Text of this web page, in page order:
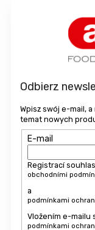
Odbierz
Wpisz swój e-mail,
temat nowych
E-mail
Registrací
obchodními
a
podmínkami
Vložením e-mailu
podmínkami